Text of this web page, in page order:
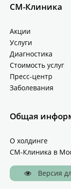
СМ-Клиника
Акции
Услуги
Диагностика
Стоимость услуг
Пресс-центр
Заболевания
Общая
О холдинге
СМ-Клиника в
Версия